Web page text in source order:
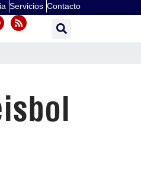
Servicios Contacto